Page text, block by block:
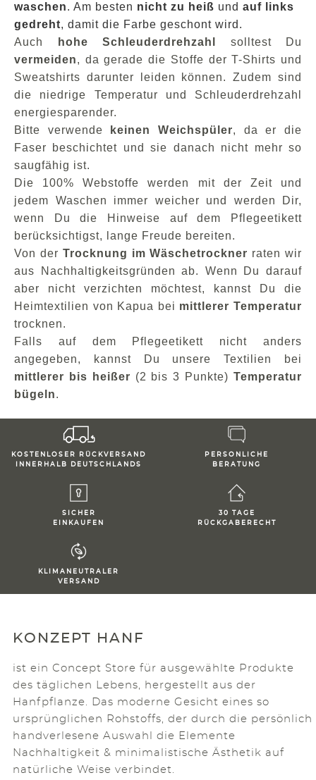
waschen. Am besten nicht zu heiß und auf links
gedreht, damit die Farbe geschont wird.
Auch
hohe Schleuderdrehzahl
solltest Du
vermeiden, da gerade die Stoffe der T-Shirts und
Sweatshirts darunter leiden können. Zudem sind
die niedrige Temperatur und Schleuderdrehzahl
energiesparender.
Bitte verwende
keinen Weichspüler,
da er die
Faser beschichtet und sie danach nicht mehr so
saugfähig ist.
Die 100% Webstoffe werden mit der Zeit und
jedem Waschen immer weicher und werden Dir,
wenn Du die Hinweise auf dem Pflegeetikett
berücksichtigst, lange Freude bereiten.
Von der Trocknung im Wäschetrockner raten wir
aus Nachhaltigkeitsgründen ab. Wenn Du darauf
aber nicht verzichten möchtest, kannst Du die
Heimtextilien von Kapua bei mittlerer Temperatur
trocknen.
Falls auf dem Pflegeetikett nicht anders
angegeben, kannst Du unsere Textilien bei
mittlerer bis heißer (2 bis 3 Punkte)Temperatur
bügeln.
KOSTENLOSER RÜCKVERSAND
INNERHALB DEUTSCHLANDS
PERSONLICHE
BERATUNG
SICHER
EINKAUFEN
30 TAGE
RÜCKGABERECHT
KLIMANEUTRALER
VERSAND
KONZEPT HANF
ist ein Concept Store für ausgewählte Produkte
des täglichen Lebens, hergestellt aus der
Hanfpflanze. Das moderne Gesicht eines so
ursprünglichen Rohstoffs, der durch die persönlich
handverlesene Auswahl die Elemente
Nachhaltigkeit & minimalistische Ästhetik auf
natürliche Weise verbindet.